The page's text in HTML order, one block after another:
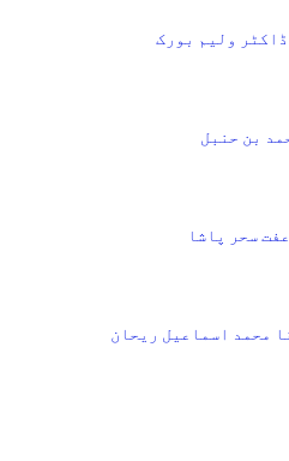
ولیم بورک
بن حنبل
سحر پاشا
محمد اسماعیل ریحان